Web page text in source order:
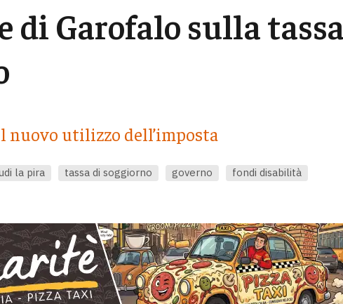
di Garofalo sulla tassa
nuovo utilizzo dell’imposta
la pira tassa di soggiorno governo
fondi disabilità